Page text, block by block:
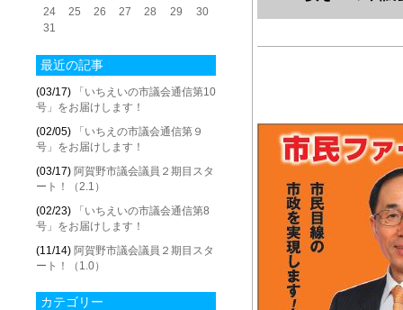
24
25 26 27 28 29
30
31
最近の記事
(03/17)
「いちえいの市議会通信第10
号」をお届けします！
(02/05)
「いちえの市議会通信第９
号」をお届けします！
(03/17) 阿賀野市議会議員２期目スタ
ート！（2.1）
(02/23)
「いちえいの市議会通信第8
号」をお届けします！
(11/14) 阿賀野市議会議員２期目スタ
ート！（1.0）
カテゴリー